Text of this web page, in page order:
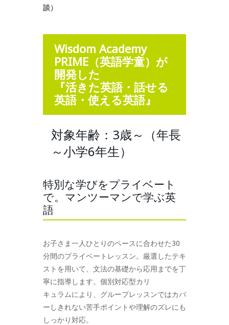
談）
Wisdom Academy
PRIME（英語学童）が
開発した
『活きた英語・話せる
英語・使える英語』
対象年齢：3歳～（年長
～小学6年生）
特別な学びをプライベート
で。マンツーマンで学ぶ英
語
お子さま一人ひとりのペースに合わせた30
分間のプライベートレッスン。厳選したテキ
ストを用いて、文法の基礎から応用までを丁
寧に指導します。個別対応型カリ
キュラムにより、グループレッスンではカバ
ーしきれない苦手ポイントや理解のズレにも
しっかり対応。